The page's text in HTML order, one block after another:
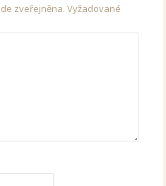
zveřejněna. Vyžadované